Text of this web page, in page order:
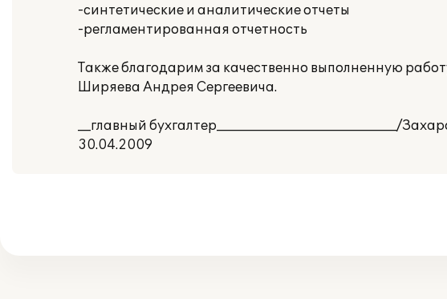
-синтетические и аналитические отчеты
-регламентированная отчетность
Также благодарим за качественно выполненную
Ширяева Андрея Сергеевича.
__главный бухгалтер____________________________/
30.04.2009